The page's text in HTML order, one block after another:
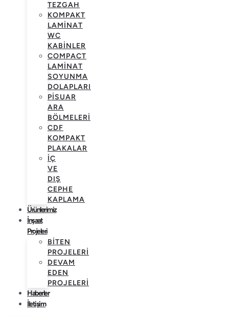
TEZGAH
KOMPAKT
LAMINAT
WC
KABINLER
COMPACT
LAMINAT
SOYUNMA
DOLAPLARI
PISUAR
ARA
BÖLMELERI
CDF
KOMPAKT
PLAKALAR
İÇ
VE
DIŞ
CEPHE
KAPLAMA
Ürünlerimiz
İnşaat
Projeleri
BITEN
PROJELERI
DEVAM
EDEN
PROJELERI
Haberler
İletişim